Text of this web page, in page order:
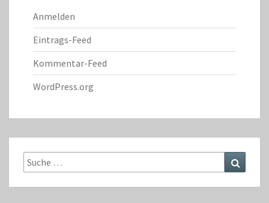
Anmelden
Eintrags-Feed
Kommentar-Feed
WordPress.org
Suche
nach: